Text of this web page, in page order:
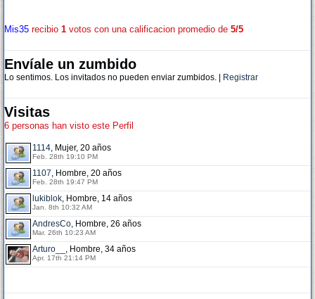
Mis35 recibio 1 votos con una calificacion promedio de 5/5
Envíale un zumbido
Lo sentimos. Los invitados no pueden enviar zumbidos. | Registrar
Visitas
6 personas han visto este Perfil
1114, Mujer, 20 años
Feb. 28th 19:10 PM
1107, Hombre, 20 años
Feb. 28th 19:47 PM
lukiblok, Hombre, 14 años
Jan. 8th 10:32 AM
AndresCo, Hombre, 26 años
Mar. 26th 10:23 AM
Arturo__ , Hombre, 34 años
Apr. 17th 21:14 PM